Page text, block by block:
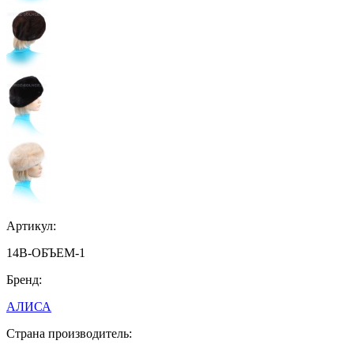
Артикул:
14В-ОБЪЕМ-1
Бренд:
АЛИСА
Страна производитель: